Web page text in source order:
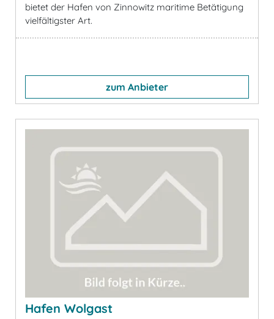
bietet der Hafen von Zinnowitz maritime Betätigung
vielfältigster Art.
zum Anbieter
Hafen Wolgast